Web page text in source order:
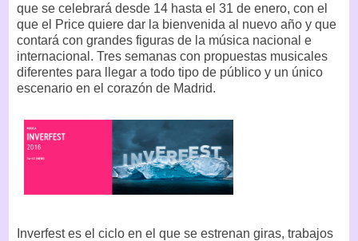
que se celebrará desde 14 hasta el 31 de enero, con el
que el Price quiere dar la bienvenida al nuevo año y que
contará con grandes figuras de la música nacional e
internacional. Tres semanas con propuestas musicales
diferentes para llegar a todo tipo de público y un único
escenario en el corazón de Madrid.
Inverfest es el ciclo en el que se estrenan giras, trabajos